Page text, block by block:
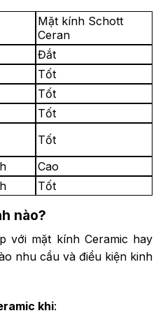
Mặt kính Schott
Ceran
Đắt
Tốt
Tốt
Tốt
Tốt
Cao
Tốt
nào?
với mặt kính Ceramic hay
nhu cầu và điều kiện kinh
khi: